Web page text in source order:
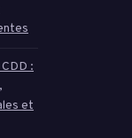
:
et